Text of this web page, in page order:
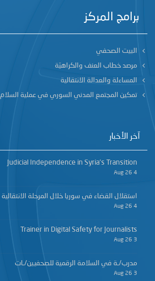
برامج المركز
البيت الصحفي
مرصد خطاب العنف والكراهيّة
المساءلة والعدالة الانتقالية
تمكين المجتمع المدني السوري في عملية السلام
آخر الأخبار
Judicial Independence in Syria’s Transition
4 Aug 26
استقلال القضاء في سوريا خلال المرحلة الانتقالية
4 Aug 26
Trainer in Digital Safety for Journalists
3 Aug 26
مدرب/ـة في السلامة الرقمية للصحفيين/ـات
3 Aug 26